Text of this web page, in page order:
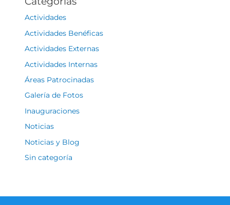
Actividades
Actividades Benéficas
Actividades Externas
Actividades Internas
Áreas Patrocinadas
Galería de Fotos
Inauguraciones
Noticias
Noticias y Blog
Sin categoría